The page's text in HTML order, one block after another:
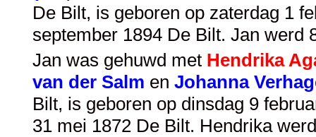
De Bilt, is geboren op zaterdag 1
september 1894 De Bilt. Jan werd
Jan was gehuwd met Hendrika
van der Salm enJohanna
Bilt, is geboren op dinsdag 9
31 mei 1872 De Bilt. Hendrika